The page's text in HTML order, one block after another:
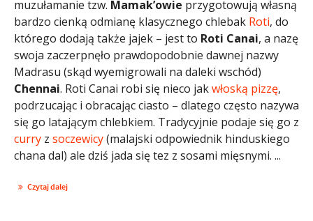
muzułamanie tzw. Mamak’owie przygotowują własną
bardzo cienką odmianę klasycznego chlebak Roti, do
którego dodają także jajek – jest to Roti Canai, a nazę
swoja zaczerpnęło prawdopodobnie dawnej nazwy
Madrasu (skąd wyemigrowali na daleki wschód)
Chennai. Roti Canai robi się nieco jakwłoską pizzę,
podrzucając i obracając ciasto – dlatego często nazywa
się go latającym chlebkiem. Tradycyjnie podaje się go z
curry z soczewicy(malajski odpowiednik hinduskiego
chana dal) ale dziś jada się tez z sosami mięsnymi. ...
Czytaj dalej